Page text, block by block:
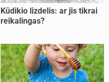
Kūdikio lizdelis: ar jis tikrai
reikalingas?